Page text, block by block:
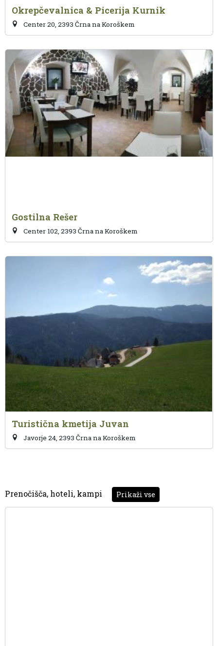
Okrepčevalnica & Picerija Kurnik
Center 20, 2393 Črna na Koroškem
Gostilna Rešer
Center 102, 2393 Črna na Koroškem
Turistična kmetija Juvan
Javorje 24, 2393 Črna na Koroškem
Prenočišča, hoteli, kampi Prikaži vse